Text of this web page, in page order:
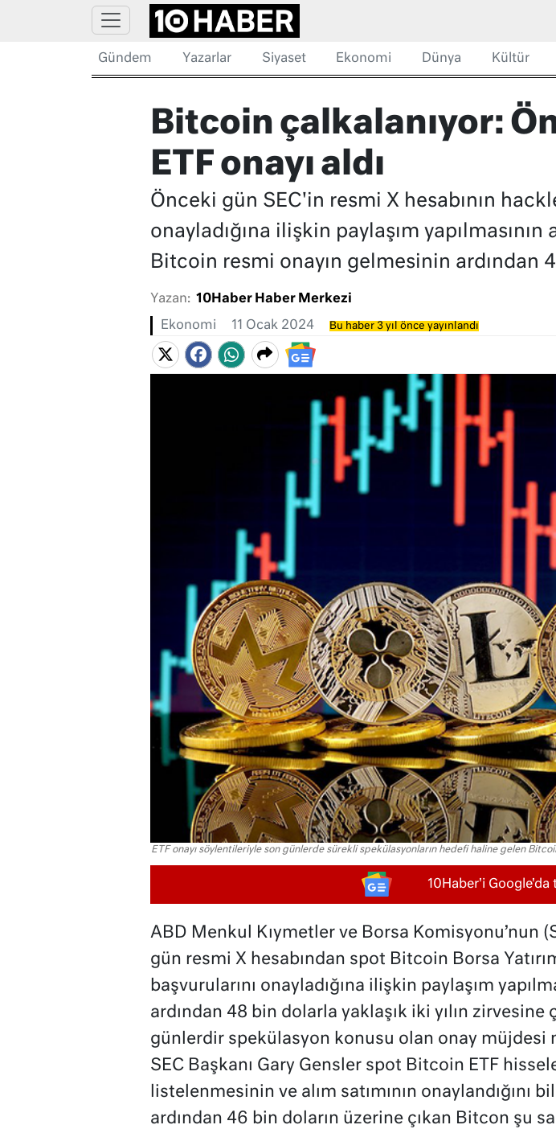
Gündem Yazarlar Siyaset Ekonomi Dünya Kültür
Bitcoin çalkalanıyor:
ETF onayı aldı
Önceki gün SEC'in resmi X hesabının
onayladığına ilişkin paylaşım
Bitcoin resmi onayın gelmesinin ardından
Yazan: 10Haber Haber Merkezi
Ekonomi 11 Ocak 2024 Bu haber 3 yıl önce yayınlandı
ETF onayı söylentileriyle son günlerde sürekli spekülasyonların hedefi haline gelen
10Haber'i Google'da
ABD Menkul Kıymetler ve Borsa Komisyonu’nun
gün resmi X hesabından spot Bitcoin Borsa
başvurularını onayladığına ilişkin paylaşım
ardından 48 bin dolarla yaklaşık iki yılın zirvesine
günlerdir spekülasyon konusu olan onay müjdesi
SEC Başkanı Gary Gensler spot Bitcoin ETF
listelenmesinin ve alım satımının onaylandığını
ardından 46 bin doların üzerine çıkan Bitcon şu